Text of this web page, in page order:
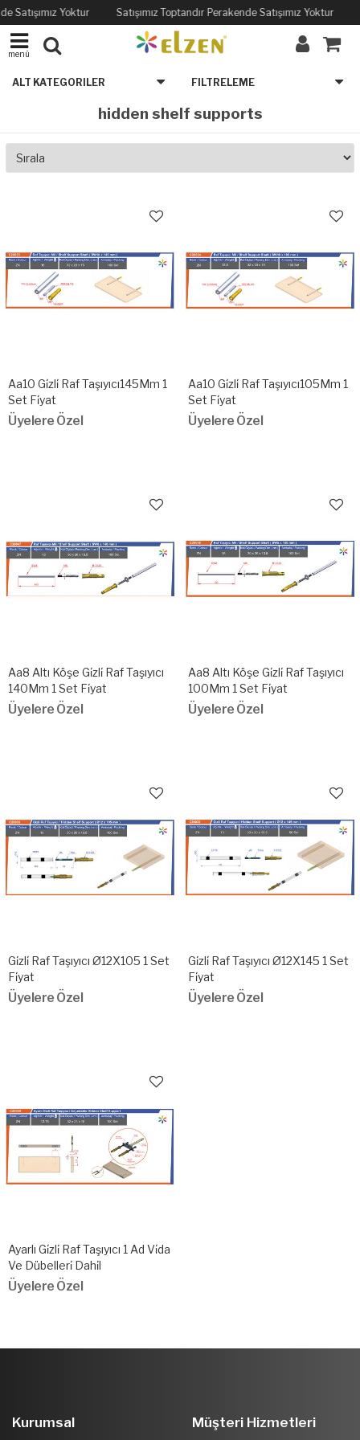
Satışımız Yoktur Satışımız Toptandır Perakende Satışımız Yoktur
menü
ALT KATEGORILER FILTRELEME
hidden shelf supports
Aa10 Gi̇zli̇ Raf Taşıyıcı145Mm 1
Set Fi̇yat
Üyelere Özel
Aa10 Gi̇zli̇ Raf Taşıyıcı105Mm 1
Set Fi̇yat
Üyelere Özel
Aa8 Altı Köşe Gi̇zli̇ Raf Taşıyıcı
140Mm 1 Set Fi̇yat
Üyelere Özel
Aa8 Altı Köşe Gi̇zli̇ Raf Taşıyıcı
100Mm 1 Set Fi̇yat
Üyelere Özel
Gi̇zli̇ Raf Taşıyıcı Ø12X105 1 Set
Fi̇yat
Üyelere Özel
Gi̇zli̇ Raf Taşıyıcı Ø12X145 1 Set
Fi̇yat
Üyelere Özel
Ayarlı Gi̇zli̇ Raf Taşıyıcı 1 Ad Vi̇da
Ve Dübelleri̇ Dahi̇l
Üyelere Özel
Kurumsal Müşteri Hizmetleri